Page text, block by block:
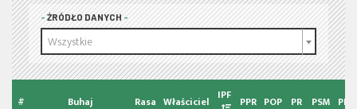
ŹRÓDŁO DANYCH
Wszystkie
# Buhaj Rasa Właściciel IPF PPR POP PR PSM PNR